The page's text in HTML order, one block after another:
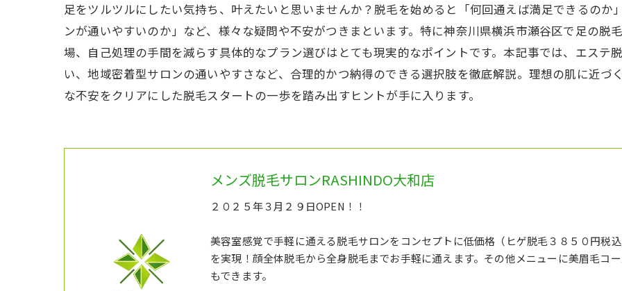
足をツルツルにしたい気持ち、叶えたいと思いませんか？脱毛を始めると「何回通えば満足できるの
ンが通いやすいのか」など、様々な疑問や不安がつきまといます。特に神奈川県横浜市瀬谷区で足の脱
場、自己処理の手間を減らす具体的なプラン選びはとても現実的なポイントです。本記事では、エステ
い、地域密着型サロンの通いやすさなど、合理的かつ納得のできる選択肢を徹底解説。理想の肌に近づ
な不安をクリアにした脱毛スタートの一歩を踏み出すヒントが手に入ります。
メンズ脱毛サロンRASHINDO大和店
２０２５年３月２９日OPEN！！
美容室感覚で手軽に通える脱毛サロンをコンセプトに低価格（ヒゲ脱毛３８５０円税
を実現！顔全体脱毛から全身脱毛までお手軽に通えます。その他メニューに美眉毛コ
もできます。